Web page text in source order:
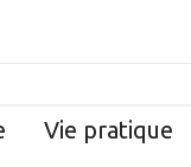
Vie pratique